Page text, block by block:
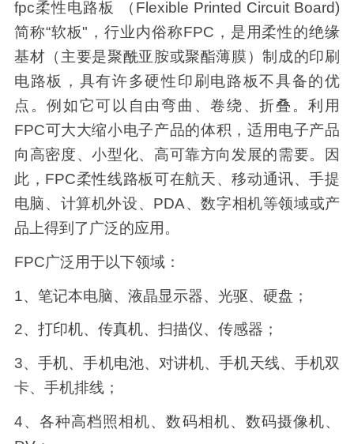
fpc柔性电路板 （Flexible Printed Circuit Board)
简称“软板"，行业内俗称FPC，是用柔性的绝缘
基材（主要是聚酰亚胺或聚酯薄膜）制成的印刷
电路板，具有许多硬性印刷电路板不具备的优
点。例如它可以自由弯曲、卷绕、折叠。利用
FPC可大大缩小电子产品的体积，适用电子产品
向高密度、小型化、高可靠方向发展的需要。因
此，FPC柔性线路板可在航天、移动通讯、手提
电脑、计算机外设、PDA、数字相机等领域或产
品上得到了广泛的应用。
FPC广泛用于以下领域：
1、笔记本电脑、液晶显示器、光驱、硬盘；
2、打印机、传真机、扫描仪、传感器；
3、手机、手机电池、对讲机、手机天线、手机双
卡、手机排线；
4、各种高档照相机、数码相机、数码摄像机、